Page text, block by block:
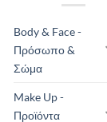
Body & Face -
Πρόσωπο &
Σώμα
Make Up -
Προϊόντα